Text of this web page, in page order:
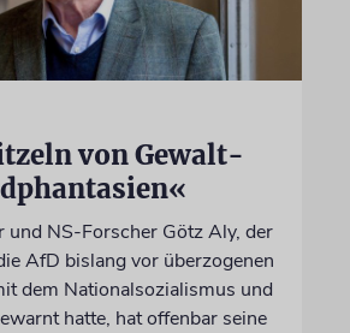
von Gewalt-
und NS-Forscher Götz Aly, der
AfD bislang vor überzogenen
dem Nationalsozialismus und
hatte, hat offenbar seine